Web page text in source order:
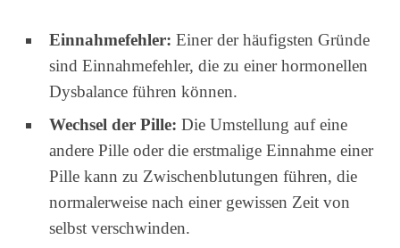
Einnahmefehler: Einer der häufigsten Gründe
sind Einnahmefehler, die zu einer hormonellen
Dysbalance führen können.
Wechsel der Pille: Die Umstellung auf eine
andere Pille oder die erstmalige Einnahme einer
Pille kann zu Zwischenblutungen führen, die
normalerweise nach einer gewissen Zeit von
selbst verschwinden.